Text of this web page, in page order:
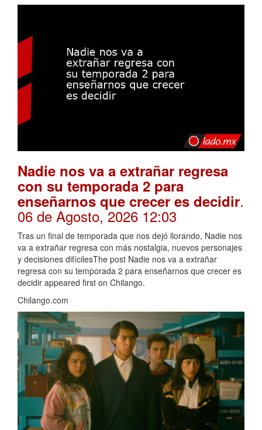
Nadie nos va a extrañar regresa
con su temporada 2 para
enseñarnos que crecer es decidir.
06 de Agosto, 2026 12:03
Tras un final de temporada que nos dejó llorando, Nadie nos
va a extrañar regresa con más nostalgia, nuevos personajes
y decisiones difícilesThe post Nadie nos va a extrañar
regresa con su temporada 2 para enseñarnos que crecer es
decidir appeared first on Chilango.
Chilango.com